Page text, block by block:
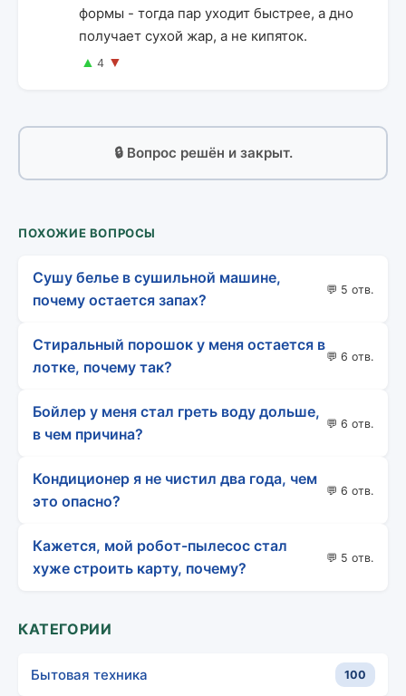
формы - тогда пар уходит быстрее, а дно
получает сухой жар, а не кипяток.
▲ 4 ▼
🔒 Вопрос решён и закрыт.
ПОХОЖИЕ ВОПРОСЫ
Сушу белье в сушильной машине,
почему остается запах?
💬 5 отв.
Стиральный порошок у меня остается в
лотке, почему так?
💬 6 отв.
Бойлер у меня стал греть воду дольше,
в чем причина?
💬 6 отв.
Кондиционер я не чистил два года, чем
это опасно?
💬 6 отв.
Кажется, мой робот-пылесос стал
хуже строить карту, почему?
💬 5 отв.
КАТЕГОРИИ
Бытовая техника 100